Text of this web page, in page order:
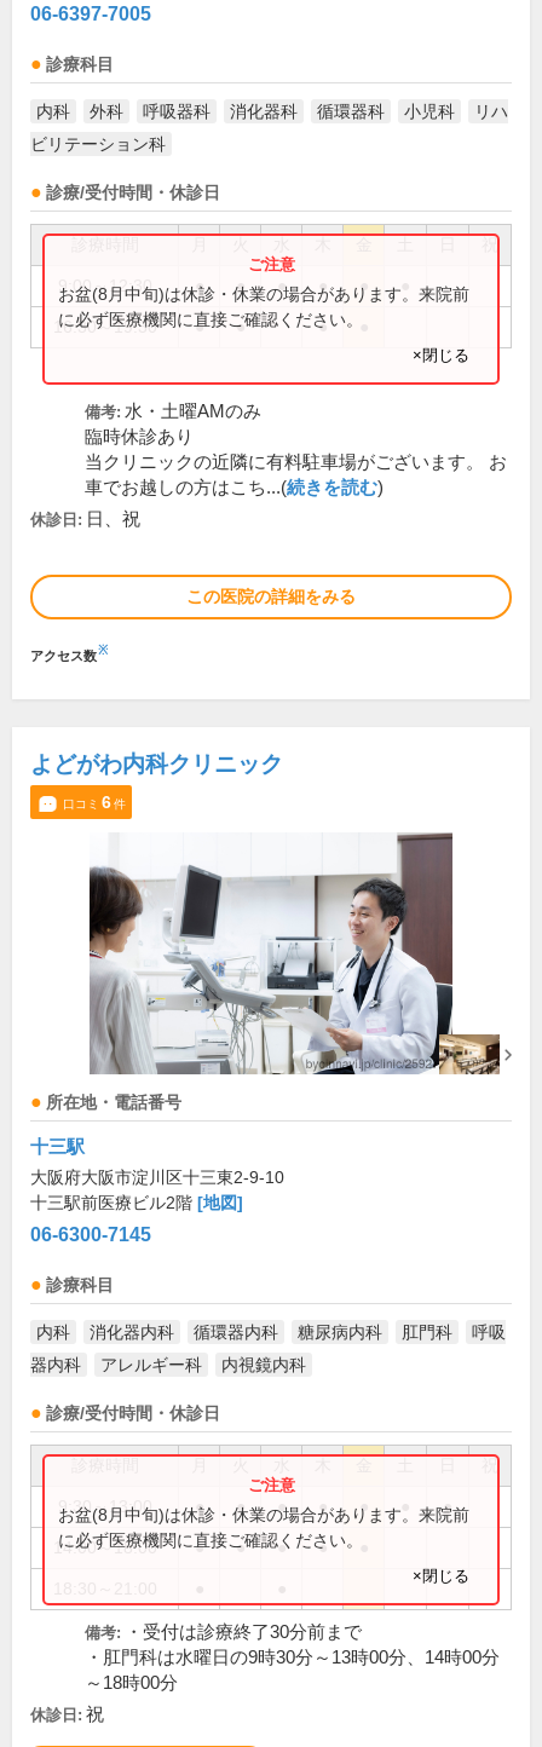
06-6397-7005
診療科目
内科 外科 呼吸器科 消化器科 循環器科 小児科
リハ
ビリテーション科
診療/受付時間・休診日
祝
9:00～12:30 ● ● ● ● ●
16:30～19:30 ● ● ●
お盆(8月中旬)は休診・休業の場合があります。来院前
に必ず医療機関に直接ご確認ください。
×閉じる
備考: 水・土曜AMのみ
臨時休診あり
当クリニックの近隣に有料駐車場がございます。 お
車でお越しの方はこち...(続きを読む)
休診日: 日、祝
この医院の詳細をみる
アクセス数※
よどがわ内科クリニック
口コミ 6件
所在地・電話番号
十三駅
大阪府大阪市淀川区十三東2-9-10
十三駅前医療ビル2階 [地図]
06-6300-7145
診療科目
内科 消化器内科 循環器内科 糖尿病内科 肛門科
呼吸
器内科
アレルギー科 内視鏡内科
診療/受付時間・休診日
祝
9:30～13:00 ● ● ● ● ● ●
14:00～18:00 ● ● ● ●
お盆(8月中旬)は休診・休業の場合があります。来院前
に必ず医療機関に直接ご確認ください。
×閉じる
備考:
・受付は診療終了30分前まで
・肛門科は水曜日の9時30分～13時00分、14時00分
～18時00分
休診日: 祝